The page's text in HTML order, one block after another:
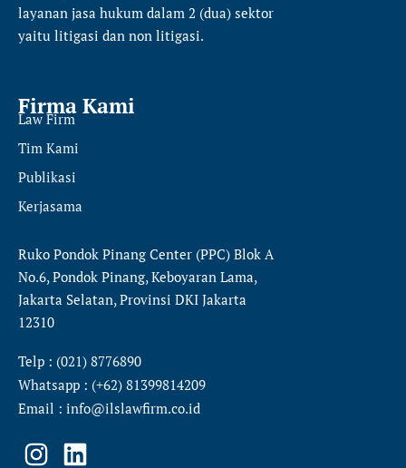
layanan jasa hukum dalam 2 (dua) sektor
yaitu litigasi dan non litigasi.
Firma Kami
Law Firm
Tim Kami
Publikasi
Kerjasama
Ruko Pondok Pinang Center (PPC) Blok A
No.6, Pondok Pinang, Keboyaran Lama,
Jakarta Selatan, Provinsi DKI Jakarta
12310
Telp : (021) 8776890
Whatsapp : (+62) 81399814209
Email : info@ilslawfirm.co.id
I
L